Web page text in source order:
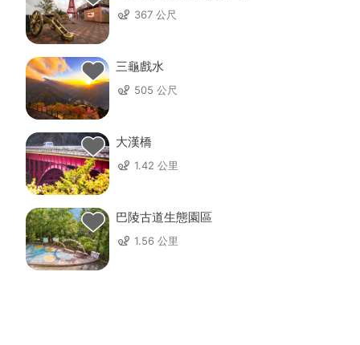
367 公尺
三龜戲水
505 公尺
大漢橋
1.42 公里
巴陵古道生態園區
1.56 公里